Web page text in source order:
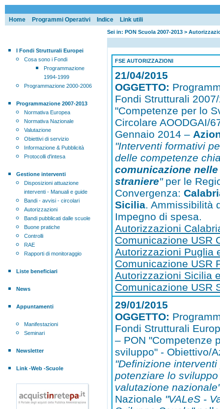
Home Programmi Operativi Indice Link utili
Sei in: PON Scuola 2007-2013 >
I Fondi Strutturali Europei
Cosa sono i Fondi
Programmazione
1994-1999
Programmazione 2000-2006
Programmazione 2007-2013
Normativa Europea
Normativa Nazionale
Valutazione
Obiettivi di servizio
Informazione & Pubblicità
Protocolli d'intesa
Gestione interventi
Disposizioni attuazione
interventi - Manuali e guide
Bandi - avvisi - circolari
Autorizzazioni
Bandi pubblicati dalle scuole
Buone pratiche
Controlli
RAE
Rapporti di monitoraggio
Liste beneficiari
News
Appuntamenti
Manifestazioni
Seminari
Newsletter
Link -Web -Scuole
FSE AUTORIZZAZIONI
21/04/2015
OGGETTO:
Fondi Strutturali
"Competenze per lo
Circolare AOODGAI/
Gennaio 2014 –
"Interventi formativi
delle competenze
comunicazione
straniere"per le
Convergenza:
Sicilia. Ammissibilità
Impegno di spesa.
Autorizzazioni
Comunicazione USR
Autorizzazioni Puglia
Comunicazione USR
Autorizzazioni Sicilia
Comunicazione USR
29/01/2015
OGGETTO:
Fondi Strutturali
– PON "Competenze
sviluppo" - Obiettivo/
"Definizione interventi
potenziare lo
valutazione
Nazionale "VALeS -